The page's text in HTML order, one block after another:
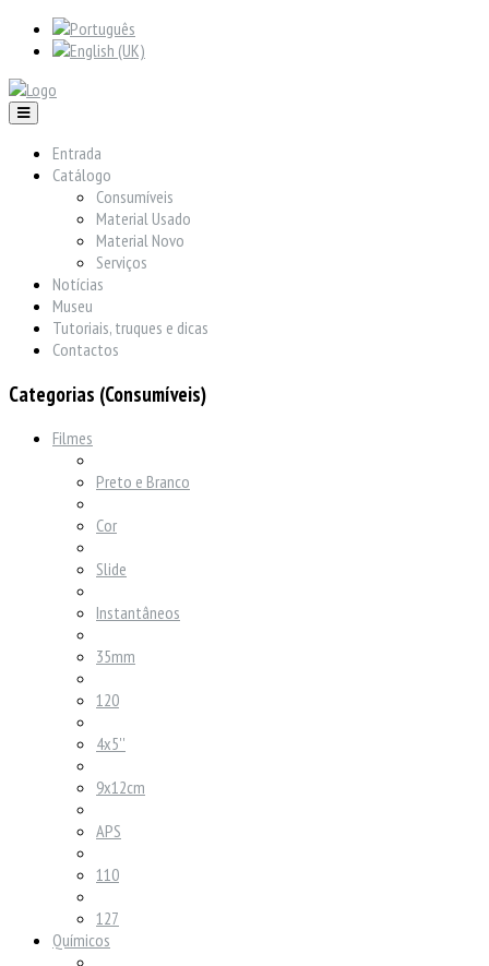
Entrada
Catálogo
Consumíveis
Material Usado
Material Novo
Serviços
Notícias
Museu
Tutoriais, truques e dicas
Contactos
Categorias (Consumíveis)
Filmes
Preto e Branco
Cor
Slide
Instantâneos
35mm
120
4x5''
9x12cm
APS
110
127
Químicos